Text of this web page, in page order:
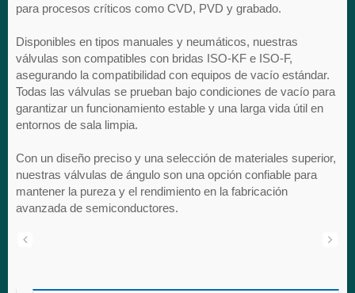
para procesos críticos como CVD, PVD y grabado.
Disponibles en tipos manuales y neumáticos, nuestras
válvulas son compatibles con bridas ISO-KF e ISO-F,
asegurando la compatibilidad con equipos de vacío estándar.
Todas las válvulas se prueban bajo condiciones de vacío para
garantizar un funcionamiento estable y una larga vida útil en
entornos de sala limpia.
Con un diseño preciso y una selección de materiales superior,
nuestras válvulas de ángulo son una opción confiable para
mantener la pureza y el rendimiento en la fabricación
avanzada de semiconductores.